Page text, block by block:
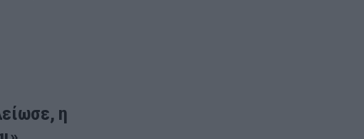
η